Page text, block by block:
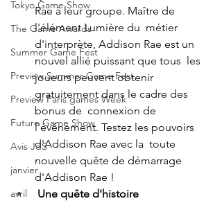
Tokyo Game Show
The Game Awards
Summer Game Fest
Preview Summer Game Fest
Preview Paris games Week
Future Game Show
Avis JdS
janvier
avril
Rae à leur groupe. Maître de
l'élément Lumière du  métier
d'interprète, Addison Rae est un
nouvel allié puissant que tous  les
joueurs peuvent obtenir
gratuitement dans le cadre des
bonus de  connexion de
l'événement. Testez les pouvoirs
d'Addison Rae avec la  toute
nouvelle quête de démarrage
d'Addison Rae !
Une quête d'histoire